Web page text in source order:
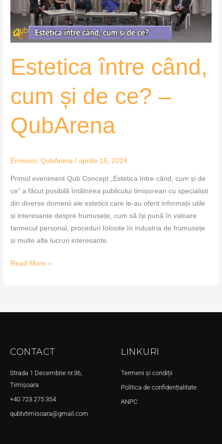
Estetica între când,
cum și de ce? –
QubArena
Emisiuni,QubArena /aprilie 15, 2024
Primul eveniment Qub Concept „Estetica între când, cum și de
ce” a făcut posibilă întâlnirea publicului timișorean cu specialiști
din diverse domenii ale esteticii care le-au oferit informații utile
și interesante despre frumusețe, cum să își pună în valoare
farmecul personal, proceduri folosite în industria de frumusețe
și multe alte lucruri interesante.
QubArena
Read More »
CONTACT
Strada 1 Decembrie nr.36,
Timișoara
+40 723 275 354
qubtvtimisoara@gmail.com
LINKURI
Termeni și condiții
Politica de confidențialitate
ANPC